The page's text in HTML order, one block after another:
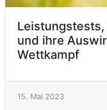
und ihre
Wettkampf
15. Mai 2023